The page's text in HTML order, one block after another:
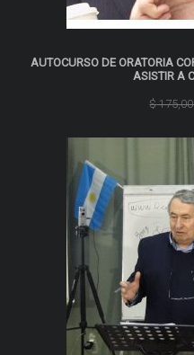
AUTOCURSO DE ORATORIA
ASISTIR A
$